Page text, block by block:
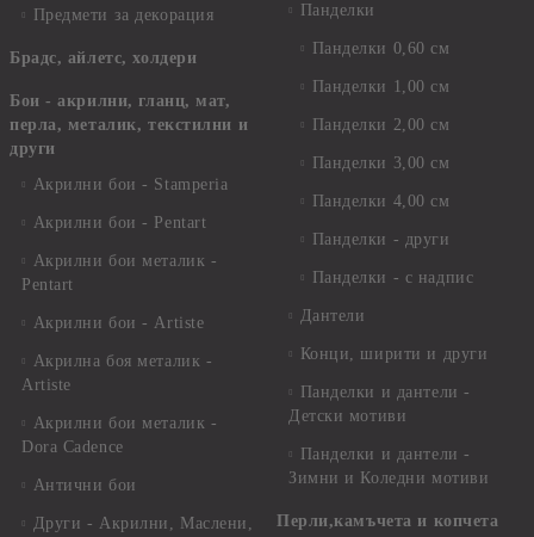
Предмети за декорация
Брадс, айлетс, холдери
Бои - акрилни, гланц, мат,
перла, металик, текстилни и
други
Акрилни бои - Stamperia
Акрилни бои - Pentart
Акрилни бои металик -
Pentart
Акрилни бои - Artiste
Акрилна боя металик -
Artiste
Акрилни бои металик -
Dora Cadence
Антични бои
Други - Акрилни, Маслени,
Панделки
Панделки 0,60 см
Панделки 1,00 см
Панделки 2,00 см
Панделки 3,00 см
Панделки 4,00 см
Панделки - други
Панделки - с надпис
Дантели
Конци, ширити и други
Панделки и дантели -
Детски мотиви
Панделки и дантели -
Зимни и Коледни мотиви
Перли,камъчета и копчета